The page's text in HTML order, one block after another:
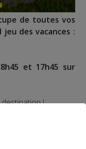
de toutes vos
des vacances :
et 17h45 sur
!
a vous de faire le
repartir avec vos